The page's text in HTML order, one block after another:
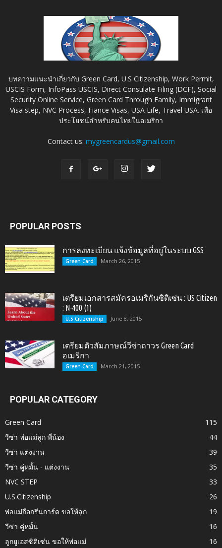
บทความแนะนำเกี่ยวกับ Green Card, U.S Citizenship, Work Permit,
USCIS Form, InfoPass USCIS, Direct Consulate Filing (DCF), Social
Security Online Service, Green Card Through Family, Immigrant
Visa step, NVC Process, Fiance Visas, USA Life, Travel USA. เพื่อ
ประโยชน์สำหรับคนไทยในอเมริกา
Contact us: mygreencardus@gmail.com
POPULAR POSTS
การลงทะเบียน แจ้งข้อมูลที่อยู่ในระบบ GSS
Green Card March 26, 2015
เตรียมเอกสารสมัครอเมริกันซิติเซ่น : US Citizen
: N-400 (1)
U.S.Citizenship June 8, 2015
เตรียมตัวสัมภาษณ์วีซ่าถาวร Green Card
อเมริกา
Green Card March 21, 2015
POPULAR CATEGORY
Green Card
115
วีซ่า พ่อแม่ลูก พี่น้อง
44
วีซ่า แต่งงาน
39
วีซ่า คู่หมั้น - แต่งงาน
35
NVC STEP
33
U.S.Citizenship
26
พ่อแม่ถือกรีนการ์ด ขอให้ลูก
19
วีซ่า คู่หมั้น
16
ลูกยูเอสซิติเซ่น ขอให้พ่อแม่
16